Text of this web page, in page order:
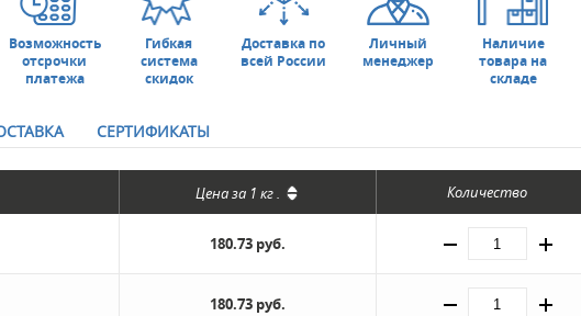
Возможность
отсрочки
платежа
Гибкая
система
скидок
Доставка по
всей России
Личный
менеджер
Наличие
товара на
складе
СЕРТИФИКАТЫ
Цена за 1 кг. Количество
180.73 руб.
180.73 руб.